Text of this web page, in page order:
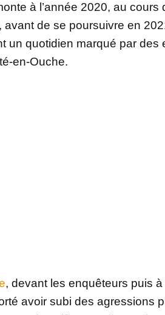
à l’année 2020, au
avant de se poursuivre en
un quotidien marqué par
en-Ouche.
, devant les enquêteurs puis
avoir subi des agressions